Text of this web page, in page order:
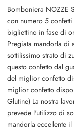
Bomboniera NOZZE
con numero 5
bigliettino in fase di
Pregiata mandorla di
sottilissimo strato di
questo confetto dal
del miglior confetto
miglior confetto
Glutine) La nostra
prevede l'utilizzo di
mandorla eccellente